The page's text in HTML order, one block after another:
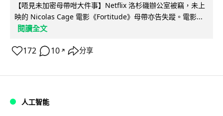
【唔見未加密母帶咁大件事】Netflix 洛杉磯辦公室被竊，未上
映的 Nicolas Cage 電影《Fortitude》母帶亦告失蹤。電影...
閱讀全文
172 10 ↗ 分享
人工智能